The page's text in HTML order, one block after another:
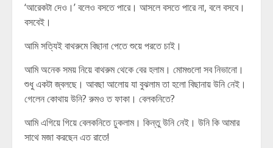
‘আরেকটা দেও।’ বলেও বসতে পারে। আসলে বসতে পারে না, বলে বসবে।
বসবেই।
আমি সত্যিই বাথরুমে বিছানা পেতে শুয়ে পরতে চাই।
আমি অনেক সময় নিয়ে বাথরুম থেকে বের হলাম। মোমগুলো সব নিভানো।
শুধু একটা জ্বলছে। আবছা আলোয় যা বুঝলাম তা হলো বিছানায় উনি নেই।
গেলেন কোথায় উনি? রুমও ত ফাকা। বেলকনিতে?
আমি এগিয়ে গিয়ে বেলকনিতে ঢুকলাম। কিন্তু উনি নেই। উনি কি আমার
সাথে মজা করছেন এত রাতে!